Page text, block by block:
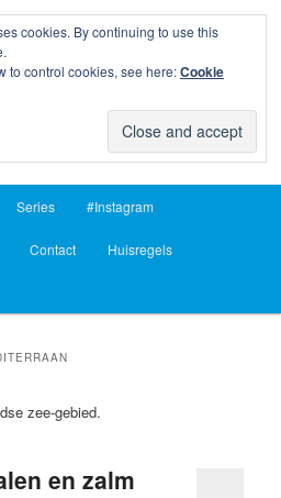
Series #Instagram
Contact Huisregels
zee-gebied.
en zalm
cookies. By continuing to use this
to control cookies, see here:Cookie